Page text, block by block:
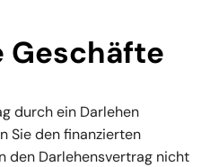
Geschäfte
durch ein Darlehen
Sie den finanzierten
den Darlehensvertrag nicht